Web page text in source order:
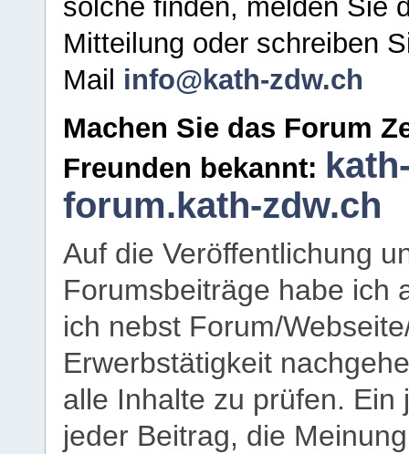
solche finden, melden Sie
Mitteilung oder schreiben
Mail info@kath-zdw.ch
Machen Sie das Forum
Freunden bekannt:
forum.kath-zdw.ch
Auf die Veröffentlichung
Forumsbeiträge habe ich
ich nebst Forum/
Erwerbstätigkeit
alle Inhalte zu prüfen.
jeder Beitrag, die